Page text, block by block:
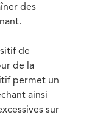
des
de
de la
permet un
ainsi
sur